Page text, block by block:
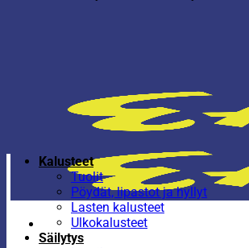
Kalusteet
Tuolit
Pöydät, lipastot ja hyllyt
Lasten kalusteet
Ulkokalusteet
Säilytys